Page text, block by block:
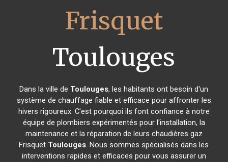
Frisquet
Toulouges
Dans la ville de Toulouges, les habitants ont besoin d'un
système de chauffage fiable et efficace pour affronter les
hivers rigoureux. C'est pourquoi ils font confiance à notre
équipe de plombiers expérimentés pour l'installation, la
maintenance et la réparation de leurs chaudières gaz
Frisquet Toulouges. Nous sommes spécialisés dans les
interventions rapides et efficaces pour vous assurer un